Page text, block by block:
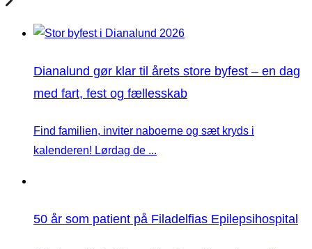
Dianalund gør klar til årets store byfest – en dag
med fart, fest og fællesskab
Find familien, inviter naboerne og sæt kryds i
kalenderen! Lørdag de ...
50 år som patient på Filadelfias Epilepsihospital